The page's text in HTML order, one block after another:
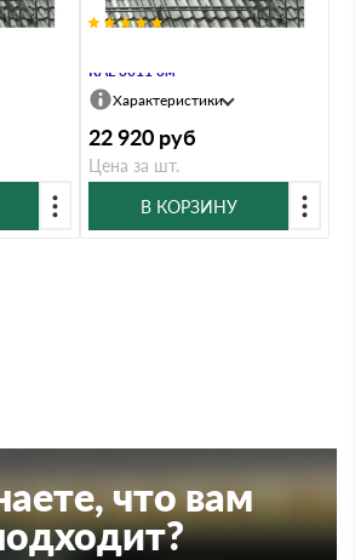
RAL 3011 3м
Характеристики
22 920 руб
Цена за шт.
В КОРЗИНУ
что вам